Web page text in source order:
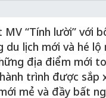
MV “Tính lười”
lịch mới và hé
địa điểm mới
trình được
mẻ và đầy bất